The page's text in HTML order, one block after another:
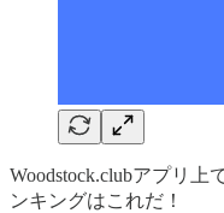
Woodstock.clubアプリ上
ンキングはこれだ！